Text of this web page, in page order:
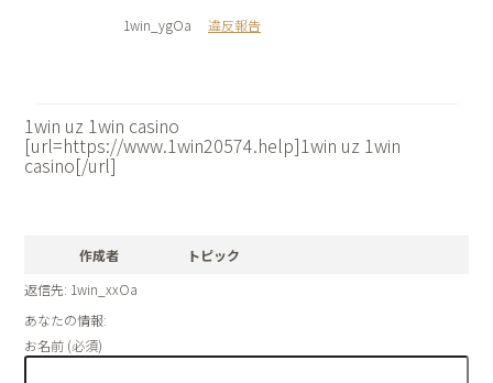
1win_ygOa 違反報告
1win uz 1win casino
[url=https://www.1win20574.help]1win uz 1win
casino[/url]
作成者
トピック
返信先: 1win_xxOa
あなたの情報:
お名前 (必須)